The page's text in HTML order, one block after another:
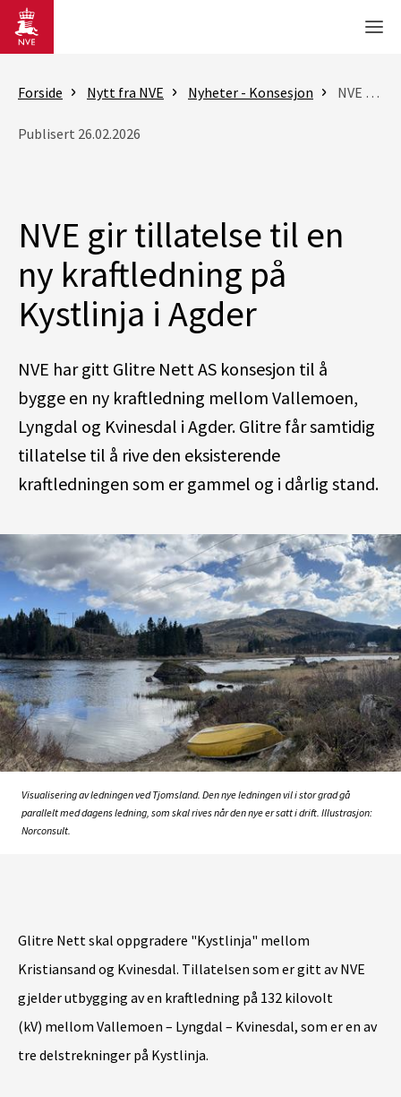
Gå til hovedinnhold
Forside Nytt fra NVE Nyheter - Konsesjon NVE gir tillatelse til en ny kraftledning på Kystlinja i Agder
Publisert 26.02.2026
NVE gir tillatelse til en
ny kraftledning på
Kystlinja i Agder
NVE har gitt Glitre Nett AS konsesjon til å
bygge en ny kraftledning mellom Vallemoen,
Lyngdal og Kvinesdal i Agder. Glitre fårsamtidig
tillatelse til å rive den eksisterende
kraftledningen som er gammel og i dårlig stand.
Visualisering av ledningen ved Tjomsland. Den nye ledningen vil i stor grad gå
parallelt med dagens ledning, som skal rives når den nye er satt i drift. Illustrasjon:
Norconsult.
Glitre Nett skal oppgradere "Kystlinja" mellom
Kristiansand og Kvinesdal. Tillatelsen som er gitt av NVE
gjelder utbygging av en kraftledning på 132 kilovolt
(kV) mellom Vallemoen – Lyngdal – Kvinesdal, som er en av
tre delstrekninger på Kystlinja.